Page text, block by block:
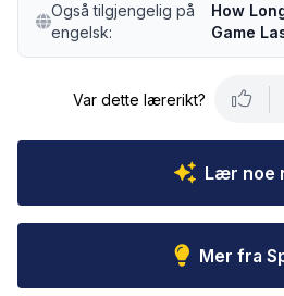
Også tilgjengelig på
engelsk:
How
Game
Var dette lærerikt?
Lær noe
Mer fra